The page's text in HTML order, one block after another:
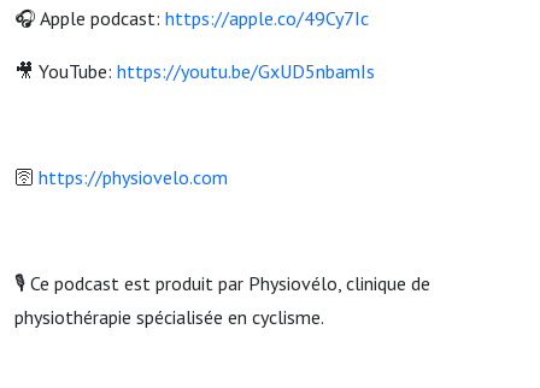
🎧 Apple podcast: https://apple.co/49Cy7Ic
🎥 YouTube: https://youtu.be/GxUD5nbamIs
🛜 https://physiovelo.com
🎙️ Ce podcast est produit par Physiovélo, clinique de
physiothérapie spécialisée en cyclisme.